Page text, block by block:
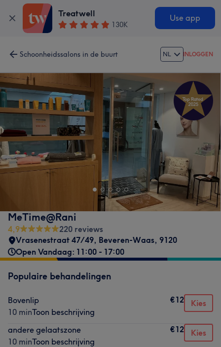
Treatwell
130K
Use app
Schoonheidssalons in de buurt NL INLOGGEN
MeTime@Rani
4,9
220 reviews
Vrasenestraat 47/49, Beveren-Waas, 9120
Open Vandaag: 11:00 - 17:00
Populaire behandelingen
Bovenlip
10 minToon beschrijving
€12 Kies
andere gelaatszone
10 minToon beschrijving
€12 Kies